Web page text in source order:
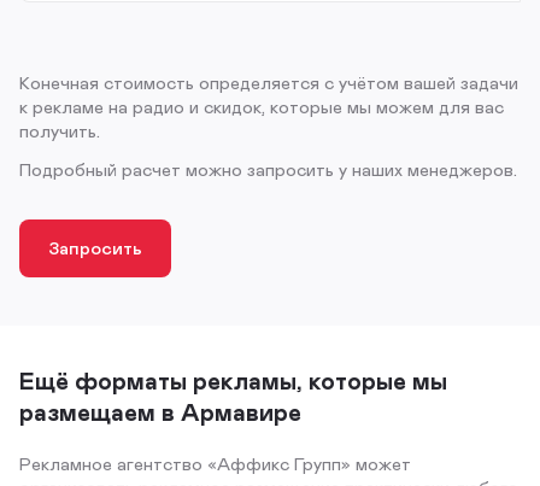
Конечная стоимость определяется с учётом вашей задачи
к рекламе на радио и скидок, которые мы можем для вас
получить.
Подробный расчет можно запросить у наших менеджеров.
Запросить
Ещё форматы рекламы, которые мы
размещаем в Армавире
Рекламное агентство «Аффикс Групп» может